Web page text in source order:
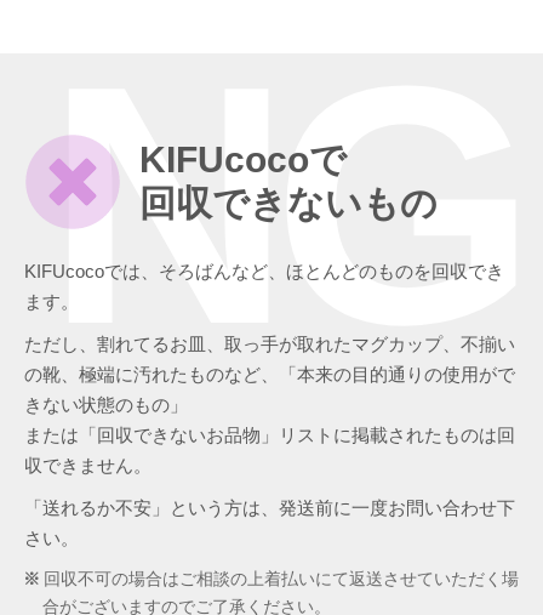
KIFUcocoで
回収できないもの
KIFUcocoでは、そろばんなど、ほとんどのものを回収でき
ます。
ただし、割れてるお皿、取っ手が取れたマグカップ、不揃い
の靴、極端に汚れたものなど、「本来の目的通りの使用がで
きない状態のもの」
または「回収できないお品物」リストに掲載されたものは回
収できません。
「送れるか不安」という方は、発送前に一度お問い合わせ下
さい。
回収不可の場合はご相談の上着払いにて返送させていただく場
合がございますのでご了承ください。
NG